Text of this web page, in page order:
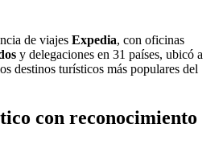
de viajes Expedia, con oficinas
y delegaciones en 31 países, ubicó a
destinos turísticos más populares del
con reconocimiento